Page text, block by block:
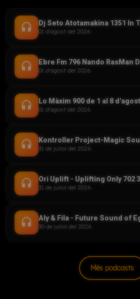
headset 01 d'agost del 2026
headset 01 d'agost del 2026
headset Lo Màxim 900 de 1 al 8
01 d'agost del 2026
headset 31 de juliol del 2026
headset Ori Uplift - Uplifting Only 702
31 de juliol del 2026
headset Aly & Fila - Future Sound of
30 de juliol del 2026
Més podcasts